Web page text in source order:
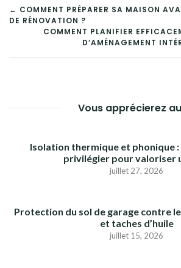
NAVIGATION
L’ARTICLE
← COMMENT PRÉPARER SA MAISON
DE RÉNOVATION ?
COMMENT PLANIFIER
D’AMÉNAGEMENT
Vous apprécierez
Isolation thermique et phonique
privilégier pour valoriser
juillet 27, 2026
Protection du sol de garage contre
et taches d’huile
juillet 15, 2026